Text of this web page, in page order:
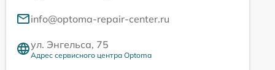
info@optoma-repair-center.ru
ул. Энгельса, 75
Адрес сервисного центра Optoma